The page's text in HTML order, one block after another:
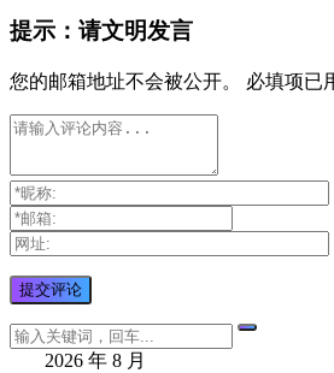
提示：请文明发言
您的邮箱地址不会被公开。 必填项已
2026 年 8 月